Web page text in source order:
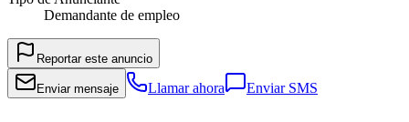
Demandante de empleo
Reportar este anuncio
Enviar mensaje Llamar ahora Enviar SMS